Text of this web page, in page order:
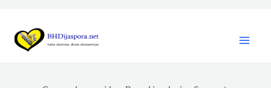
content